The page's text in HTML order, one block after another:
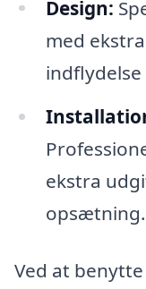
Design:
med
ekstra
opsætning.
Ved at